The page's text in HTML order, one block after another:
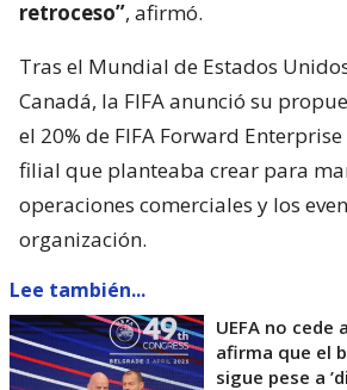
retroceso”, afirmó.
Tras el Mundial de Estados
Canadá, la FIFA anunció su
el 20% de FIFA Forward Enterprise
filial que planteaba crear para
operaciones comerciales y los
organización.
Lee también...
UEFA no
afirma que el
sigue pese a